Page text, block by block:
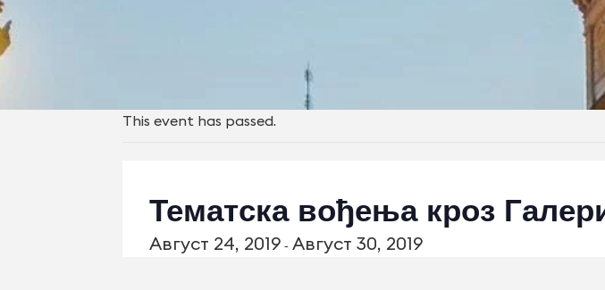
This event has passed.
Тематска вођења кроз
Август 24, 2019 - Август 30, 2019